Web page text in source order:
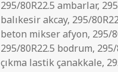
295/80R22.5 ambarlar,
balıkesir akcay, 295/
beton mikser afyon, 295/
295/80R22.5 bodrum,
çıkma lastik çanakkale,